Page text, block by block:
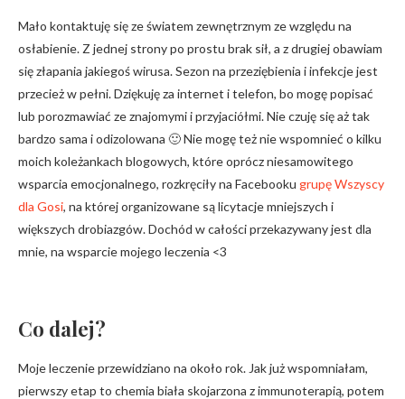
Mało kontaktuję się ze światem zewnętrznym ze względu na
osłabienie. Z jednej strony po prostu brak sił, a z drugiej obawiam
się złapania jakiegoś wirusa. Sezon na przeziębienia i infekcje jest
przecież w pełni. Dziękuję za internet i telefon, bo mogę popisać
lub porozmawiać ze znajomymi i przyjaciółmi. Nie czuję się aż tak
bardzo sama i odizolowana 🙂 Nie mogę też nie wspomnieć o kilku
moich koleżankach blogowych, które oprócz niesamowitego
wsparcia emocjonalnego, rozkręciły na Facebooku grupę Wszyscy
dla Gosi, na której organizowane są licytacje mniejszych i
większych drobiazgów. Dochód w całości przekazywany jest dla
mnie, na wsparcie mojego leczenia <3
Co dalej?
Moje leczenie przewidziano na około rok. Jak już wspomniałam,
pierwszy etap to chemia biała skojarzona z immunoterapią, potem